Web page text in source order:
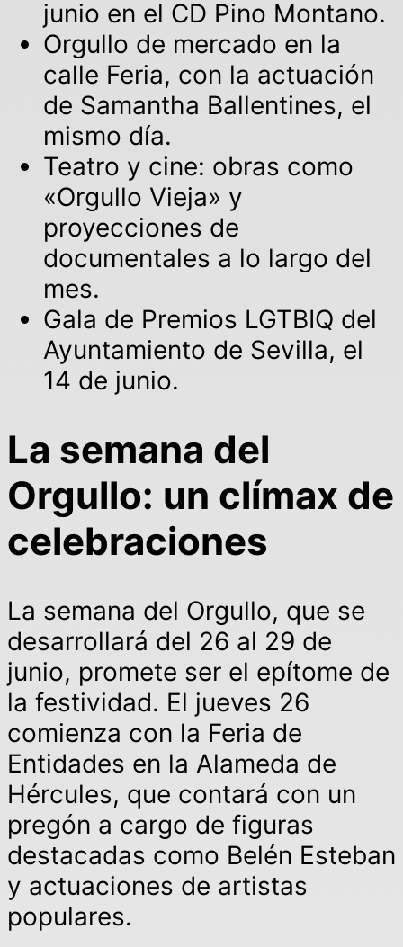
junio en el CD Pino Montano.
Orgullo de mercado en la
calle Feria, con la actuación
de Samantha Ballentines, el
mismo día.
Teatro y cine: obras como
«Orgullo Vieja» y
proyecciones de
documentales a lo largo del
mes.
Gala de Premios LGTBIQ del
Ayuntamiento de Sevilla, el
14 de junio.
La semana del
Orgullo: un clímax de
celebraciones
La semana del Orgullo, que se
desarrollará del 26 al 29 de
junio, promete ser el epítome de
la festividad. El jueves 26
comienza con la Feria de
Entidades en la Alameda de
Hércules, que contará con un
pregón a cargo de figuras
destacadas como Belén Esteban
y actuaciones de artistas
populares.